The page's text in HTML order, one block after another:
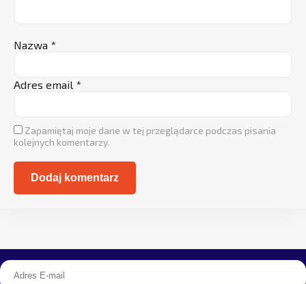
Nazwa *
Adres email *
Zapamiętaj moje dane w tej przeglądarce podczas pisania
kolejnych komentarzy.